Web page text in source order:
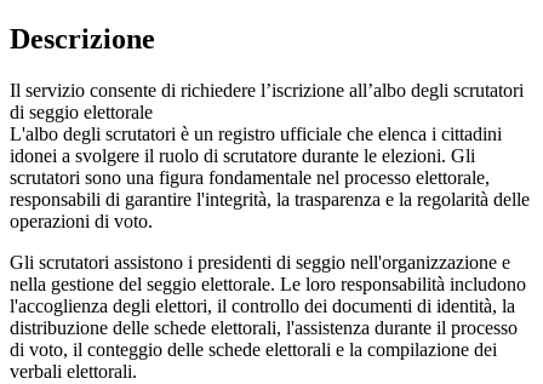
Descrizione
Il servizio consente di richiedere l’iscrizione all’albo degli scrutatori
di seggio elettorale
L'albo degli scrutatori è un registro ufficiale che elenca i cittadini
idonei a svolgere il ruolo di scrutatore durante le elezioni. Gli
scrutatori sono una figura fondamentale nel processo elettorale,
responsabili di garantire l'integrità, la trasparenza e la regolarità delle
operazioni di voto.
Gli scrutatori assistono i presidenti di seggio nell'organizzazione e
nella gestione del seggio elettorale. Le loro responsabilità includono
l'accoglienza degli elettori, il controllo dei documenti di identità, la
distribuzione delle schede elettorali, l'assistenza durante il processo
di voto, il conteggio delle schede elettorali e la compilazione dei
verbali elettorali.